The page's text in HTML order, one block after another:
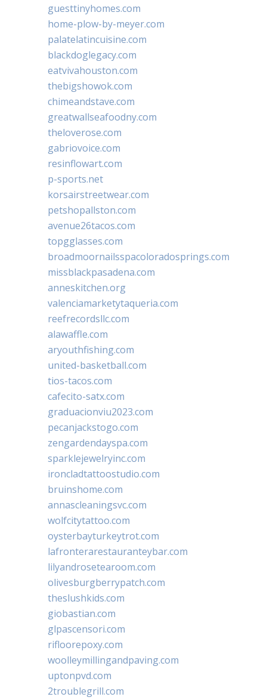
guesttinyhomes.com
home-plow-by-meyer.com
palatelatincuisine.com
blackdoglegacy.com
eatvivahouston.com
thebigshowok.com
chimeandstave.com
greatwallseafoodny.com
theloverose.com
gabriovoice.com
resinflowart.com
p-sports.net
korsairstreetwear.com
petshopallston.com
avenue26tacos.com
topgglasses.com
broadmoornailsspacoloradosprings.com
missblackpasadena.com
anneskitchen.org
valenciamarketytaqueria.com
reefrecordsllc.com
alawaffle.com
aryouthfishing.com
united-basketball.com
tios-tacos.com
cafecito-satx.com
graduacionviu2023.com
pecanjackstogo.com
zengardendayspa.com
sparklejewelryinc.com
ironcladtattoostudio.com
bruinshome.com
annascleaningsvc.com
wolfcitytattoo.com
oysterbayturkeytrot.com
lafronterarestauranteybar.com
lilyandrosetearoom.com
olivesburgberrypatch.com
theslushkids.com
giobastian.com
glpascensori.com
rifloorepoxy.com
woolleymillingandpaving.com
uptonpvd.com
2troublegrill.com